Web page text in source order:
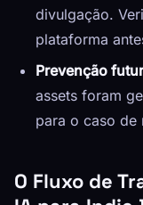
divulgação.
plataforma
Prevenção
assets foram
para o caso de
O Fluxo de